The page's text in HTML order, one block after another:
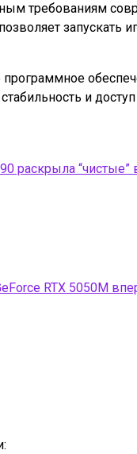
требованиям
и
раскрыла
RTX 5050M